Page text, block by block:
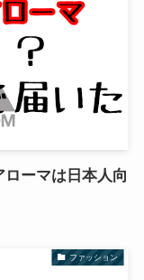
ーマは日本人向
ファッション